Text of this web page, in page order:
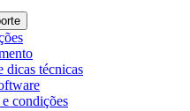
dicas técnicas
condições